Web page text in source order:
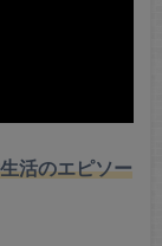
活のエピソー